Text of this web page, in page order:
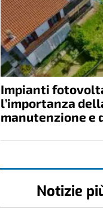
Impianti
l’importanza
manutenzione e
Notizie